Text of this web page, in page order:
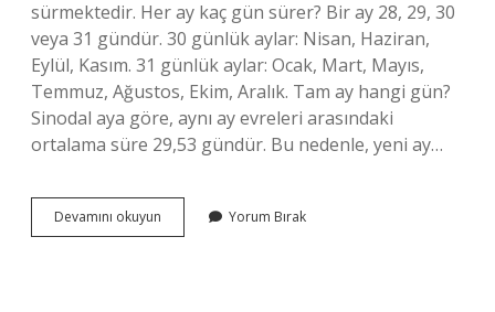
sürmektedir. Her ay kaç gün sürer? Bir ay 28, 29, 30
veya 31 gündür. 30 günlük aylar: Nisan, Haziran,
Eylül, Kasım. 31 günlük aylar: Ocak, Mart, Mayıs,
Temmuz, Ağustos, Ekim, Aralık. Tam ay hangi gün?
Sinodal aya göre, aynı ay evreleri arasındaki
ortalama süre 29,53 gündür. Bu nedenle, yeni ay…
Devamını okuyun
Ay
Yorum Bırak